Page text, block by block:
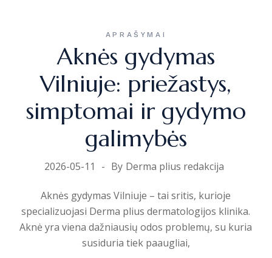
APRAŠYMAI
Aknės gydymas
Vilniuje: priežastys,
simptomai ir gydymo
galimybės
2026-05-11 By Derma plius redakcija
Aknės gydymas Vilniuje – tai sritis, kurioje
specializuojasi Derma plius dermatologijos klinika.
Aknė yra viena dažniausių odos problemų, su kuria
susiduria tiek paaugliai,